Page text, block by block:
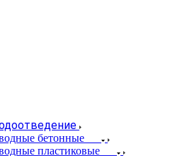
бетонные
пластиковые